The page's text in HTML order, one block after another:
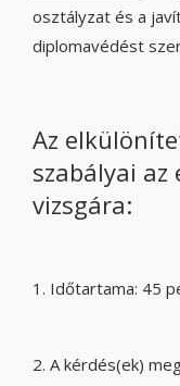
osztályzat és a
diplomavédést
Az
szabályai
vizsgára:
1. Időtartama: 45
2. A kérdés(ek)